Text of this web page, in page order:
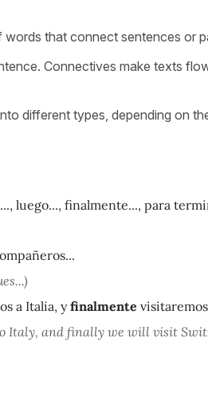
that connect sentences or
Connectives make texts
different types, depending on
luego..., finalmente..., para
a Italia, yfinalmente
Italy, and finally we will visit